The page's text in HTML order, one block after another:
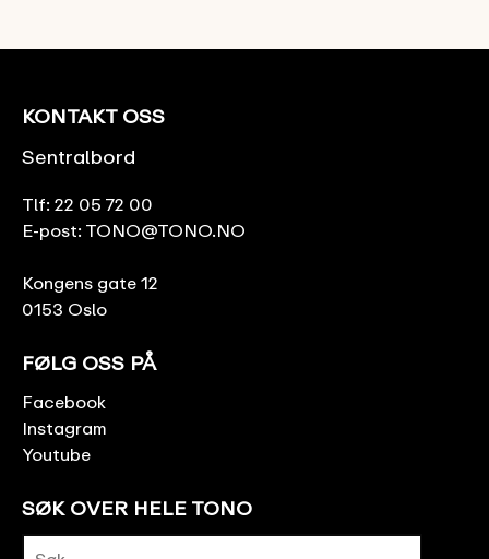
KONTAKT OSS
Sentralbord
Tlf: 22 05 72 00
E-post: TONO@TONO.NO
Kongens gate 12
0153 Oslo
FØLG OSS PÅ
Facebook
Instagram
Youtube
SØK OVER HELE TONO